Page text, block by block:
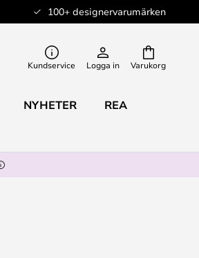
100+ designervarumärken
Varukorg
Kundservice Logga in
NYHETER REA